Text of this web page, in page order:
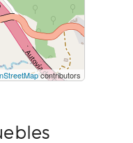
contributors